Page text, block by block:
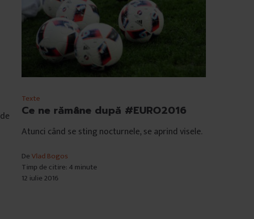
Texte
Ce ne rămâne după #EURO2016
Atunci când se sting nocturnele, se aprind visele.
DeVlad Bogos
Timp de citire: 4 minute
12 iulie 2016